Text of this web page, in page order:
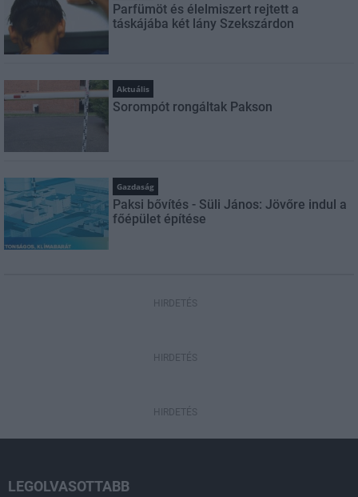
Parfümöt és élelmiszert rejtett a
táskájába két lány Szekszárdon
Aktuális
Sorompót rongáltak Pakson
Gazdaság
Paksi bővítés - Süli János: Jövőre indul a
főépület építése
HIRDETÉS
HIRDETÉS
HIRDETÉS
LEGOLVASOTTABB